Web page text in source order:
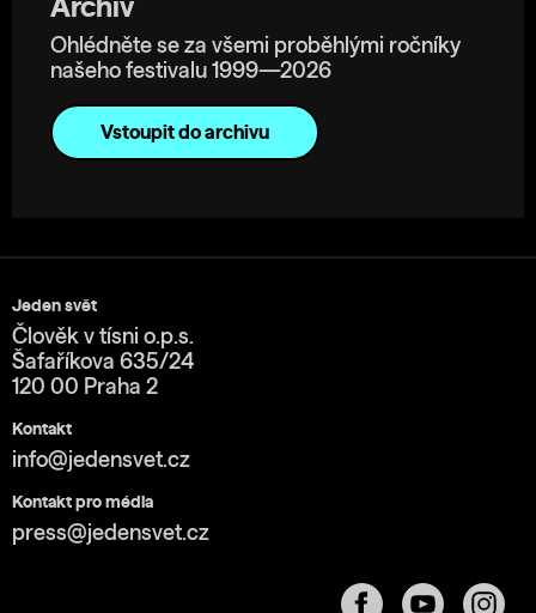
Archiv
Ohlédněte se za všemi proběhlými ročníky
našeho festivalu 1999—2026
Vstoupit do archivu
Jeden svět
Člověk v tísni o.p.s.
Šafaříkova 635/24
120 00 Praha 2
Kontakt
info@jedensvet.cz
Kontakt pro média
press@jedensvet.cz